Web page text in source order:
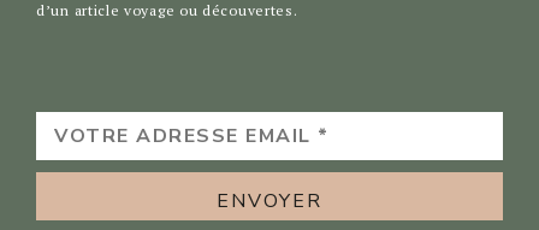
d’un article voyage ou découvertes.
VOTRE
ADRESSE
EMAIL
*